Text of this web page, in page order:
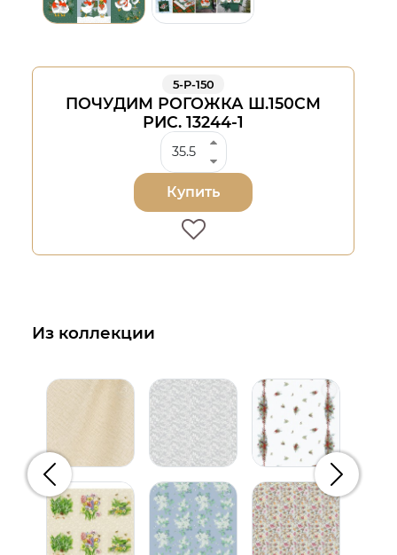
5-Р-150
ПОЧУДИМ РОГОЖКА Ш.150СМ
РИС. 13244-1
Купить
Из коллекции
Предыдущий